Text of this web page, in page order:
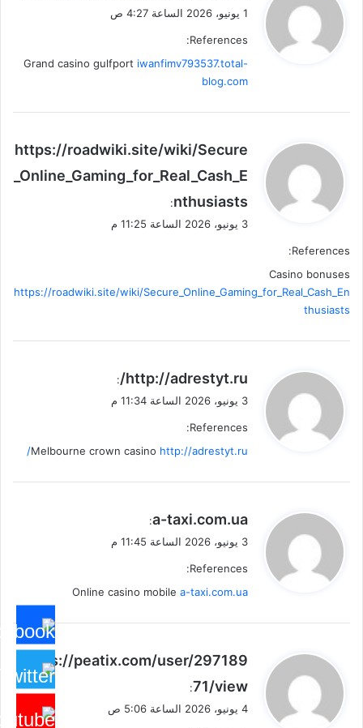
ق
ل
1 يونيو، 2026 الساعة 4:27 ص
References:
Grand casino gulfport iwanfimv793537.total-
blog.com
ي
و
ل
https://roadwiki.site/wiki/Secure
_Online_Gaming_for_Real_Cash_E
nthusiasts
:
3 يونيو، 2026 الساعة 11:25 م
References:
Casino bonuses
https://roadwiki.site/wiki/Secure_Online_Gaming_for_Real_Cash_En
thusiasts
ي
ق
ل
http://adrestyt.ru/
:
3 يونيو، 2026 الساعة 11:34 م
References:
Melbourne crown casino http://adrestyt.ru/
ي
ق
ل
a-taxi.com.ua
:
3 يونيو، 2026 الساعة 11:45 م
References:
Online casino mobile a-taxi.com.ua
ي
و
ل
https://peatix.com/user/297189
71/view
:
4 يونيو، 2026 الساعة 5:06 ص